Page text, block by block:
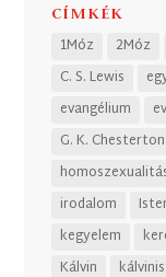
CÍMKÉK
1Móz 2Móz
C. S. Lewis
evangélium
G. K. Chesterton
irodalom
kegyelem
Kálvin